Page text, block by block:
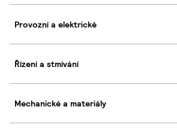
Provozní a elektrické
Řízení a stmívání
Mechanické a materiály